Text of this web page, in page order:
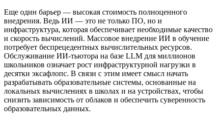
Еще один барьер — высокая стоимость полноценного
внедрения. Ведь ИИ — это не только ПО, но и
инфраструктура, которая обеспечивает необходимые качество
и скорость вычислений. Массовое внедрение ИИ в обучение
потребует беспрецедентных вычислительных ресурсов.
Обслуживание ИИ-тьютора на базе LLM для миллионов
школьников означает рост инфраструктурной нагрузки в
десятки эксафлопс. В связи с этим имеет смысл начать
разрабатывать образовательные системы, основанные на
локальных вычислениях в школах и на устройствах, чтобы
снизить зависимость от облаков и обеспечить суверенность
образовательных данных.